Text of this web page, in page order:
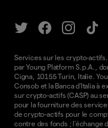
Services sur les crypto-
par Young Platform S.p.A.,
Cigna, 10155 Turin, Italie.
Consob et la Banca d'Italia à
sur crypto-actifs (CASP) au
pour la fourniture des
de crypto-actifs pour le
contre des fonds ; l'échange